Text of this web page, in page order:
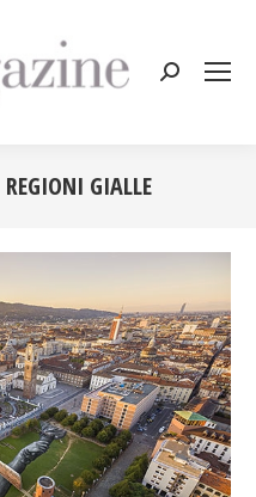
Cerca:
REGIONI GIALLE